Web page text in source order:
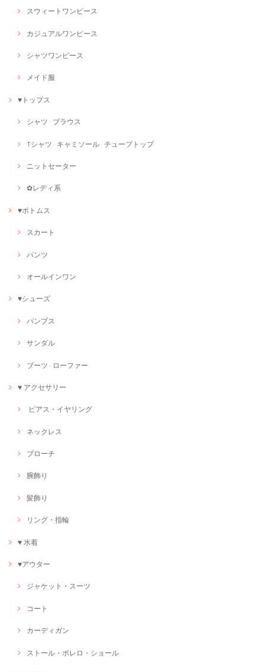
スウィートワンピース
カジュアルワンピース
シャツワンピース
メイド服
♥トップス
シャツ · ブラウス
Tシャツ · キャミソール · チューブトップ
ニットセーター
✿レディ系
♥ボトムス
スカート
パンツ
オールインワン
♥シューズ
パンプス
サンダル
ブーツ · ローファー
♥ アクセサリー
ピアス・イヤリング
ネックレス
ブローチ
腕飾り
髪飾り
リング・指輪
♥ 水着
♥アウター
ジャケット・スーツ
コート
カーディガン
ストール・ボレロ・ショール